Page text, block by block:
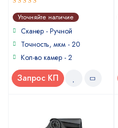
5out of 5
Уточняйте наличие
Сканер - Ручной
Точность, мкм - 20
Кол-во камер - 2
Запрос КП